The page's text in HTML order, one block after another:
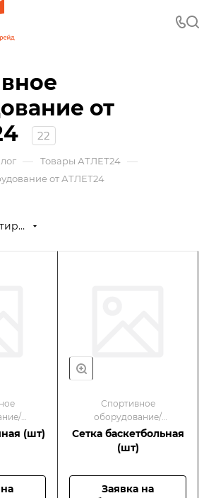
от
22
— Товары АТЛЕТ24 —
от АТЛЕТ24
По индексу сортировки (возрастание)
для(шт)
Спортивное
оборудование/
Оборудование для
спортивных площадок
Сетка баскетбольная
(шт)
Заявка на